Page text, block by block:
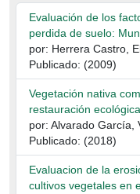
Evaluación de los
perdida de suelo:
por: Herrera Castro,
Publicado: (2009)
Vegetación nativa
restauración
por: Alvarado García,
Publicado: (2018)
Evaluacion de la
cultivos vegetales en